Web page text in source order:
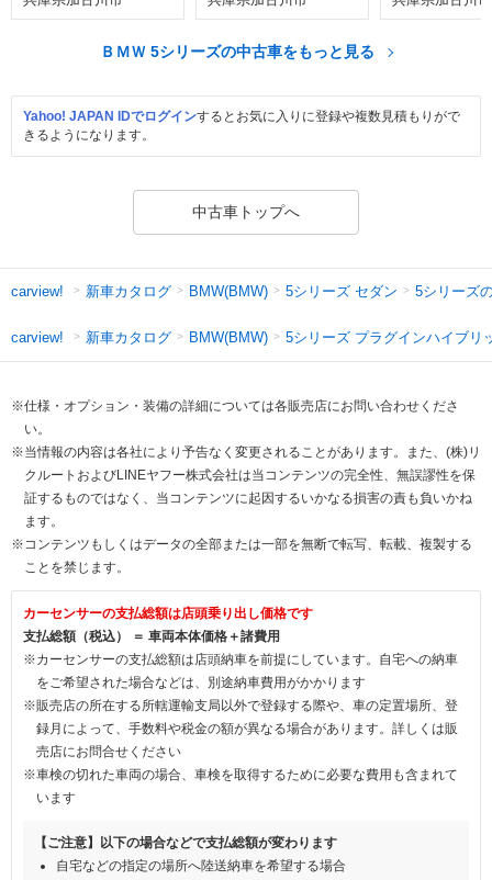
ＢＭＷ 5シリーズの中古車をもっと見る
Yahoo! JAPAN IDでログインするとお気に入りに登録や複数見積もりがで
きるようになります。
中古車トップへ
carview! 新車カタログ BMW(BMW) 5シリーズ セダン 5シリーズ
carview! 新車カタログ BMW(BMW) 5シリーズ プラグインハイブリ
※仕様・オプション・装備の詳細については各販売店にお問い合わせくださ
い。
※当情報の内容は各社により予告なく変更されることがあります。また、(株)リ
クルートおよびLINEヤフー株式会社は当コンテンツの完全性、無誤謬性を保
証するものではなく、当コンテンツに起因するいかなる損害の責も負いかね
ます。
※コンテンツもしくはデータの全部または一部を無断で転写、転載、複製する
ことを禁じます。
カーセンサーの支払総額は店頭乗り出し価格です
支払総額（税込） ＝ 車両本体価格＋諸費用
※カーセンサーの支払総額は店頭納車を前提にしています。自宅への納車
をご希望された場合などは、別途納車費用がかかります
※販売店の所在する所轄運輸支局以外で登録する際や、車の定置場所、登
録月によって、手数料や税金の額が異なる場合があります。詳しくは販
売店にお問合せください
※車検の切れた車両の場合、車検を取得するために必要な費用も含まれて
います
【ご注意】以下の場合などで支払総額が変わります
自宅などの指定の場所へ陸送納車を希望する場合